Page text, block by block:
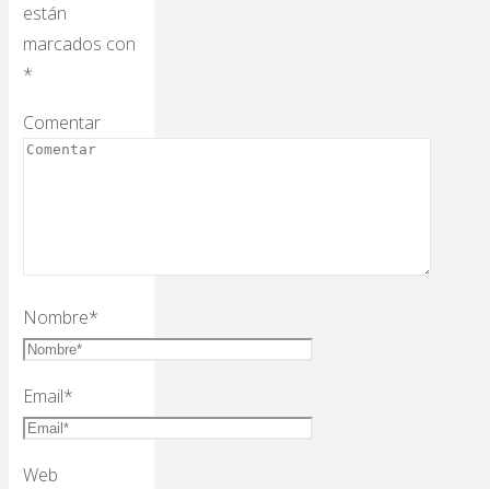
están
marcados con
*
Comentar
Nombre*
Email*
Web